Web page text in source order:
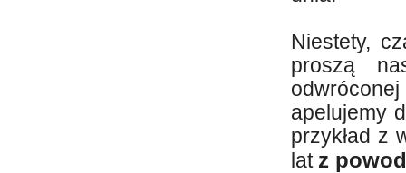
Niestety,
proszą
apelujemy
przykład z
lat z